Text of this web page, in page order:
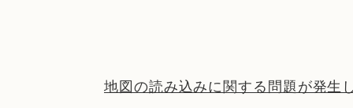
地図の読み込みに関する問題が発生